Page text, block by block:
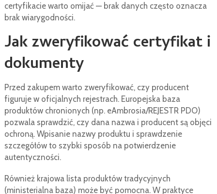
certyfikacie warto omijać — brak danych często oznacza
brak wiarygodności.
Jak zweryfikować certyfikat i
dokumenty
Przed zakupem warto zweryfikować, czy producent
figuruje w oficjalnych rejestrach. Europejska baza
produktów chronionych (np. eAmbrosia/REJESTR PDO)
pozwala sprawdzić, czy dana nazwa i producent są objęci
ochroną. Wpisanie nazwy produktu i sprawdzenie
szczegółów to szybki sposób na potwierdzenie
autentyczności.
Również krajowa lista produktów tradycyjnych
(ministerialna baza) może być pomocna. W praktyce